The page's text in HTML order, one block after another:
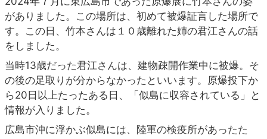
がありました。この場所は、初めて被爆証言した場所で
す。この日、竹本さんは１０歳離れた姉の君江さんの話
をしました。
当時13歳だった君江さんは、建物疎開作業中に被爆。そ
の後の足取りが分からなかったといいます。原爆投下か
ら20日以上たったある日、「似島に収容されている」と
情報が入りました。
広島市沖に浮かぶ似島には、陸軍の検疫所があったた